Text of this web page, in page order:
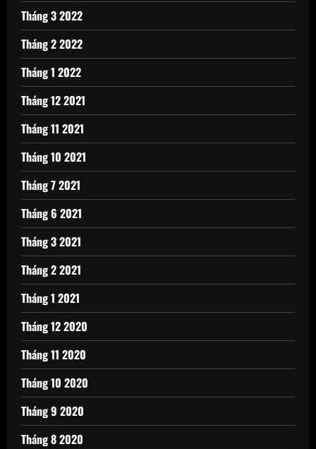
Tháng 3 2022
Tháng 2 2022
Tháng 1 2022
Tháng 12 2021
Tháng 11 2021
Tháng 10 2021
Tháng 7 2021
Tháng 6 2021
Tháng 3 2021
Tháng 2 2021
Tháng 1 2021
Tháng 12 2020
Tháng 11 2020
Tháng 10 2020
Tháng 9 2020
Tháng 8 2020